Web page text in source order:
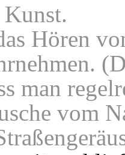
Hören
man
vom